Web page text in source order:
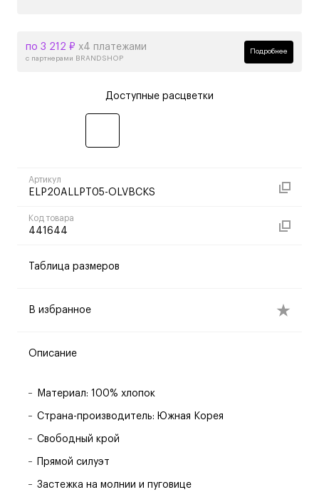
по 3 212 ₽ х4 платежами
с партнерами BRANDSHOP
Подробнее
Доступные расцветки
Артикул
ELP20ALLPT05-OLVBCKS
Код товара
441644
Таблица размеров
В избранное
Описание
Материал: 100% хлопок
Страна-производитель: Южная Корея
Свободный крой
Прямой силуэт
Застежка на молнии и пуговице